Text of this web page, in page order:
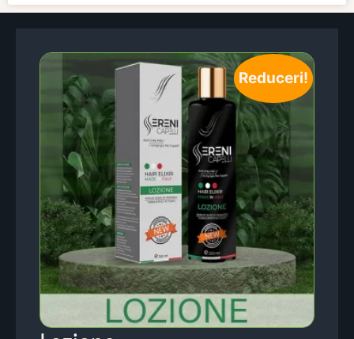
Reduceri!